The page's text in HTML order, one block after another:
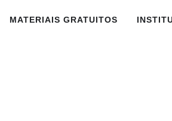
MATERIAIS GRATUITOS